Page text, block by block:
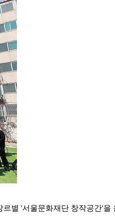
별 '서울문화재단 창작공간'을